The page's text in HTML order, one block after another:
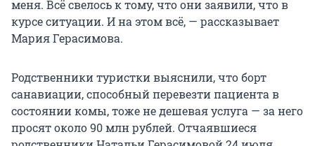
меня. Всё свелось к тому, что они заявили, что в
курсе ситуации. И на этом всё, — рассказывает
Мария Герасимова.
Родственники туристки выяснили, что борт
санавиации, способный перевезти пациента в
состоянии комы, тоже не дешевая услуга — за него
просят около 90 млн рублей. Отчаявшиеся